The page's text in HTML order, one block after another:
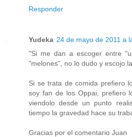
Responder
Yudeka 24 de mayo de 2011 a
"Si me dan a escoger entre
"melones", no lo dudo y escojo
Si se trata de comida prefiero
soy fan de los Oppai, prefiero
viendolo desde un punto
tiempo la gravedad hace su
Gracias por el comentario Juan